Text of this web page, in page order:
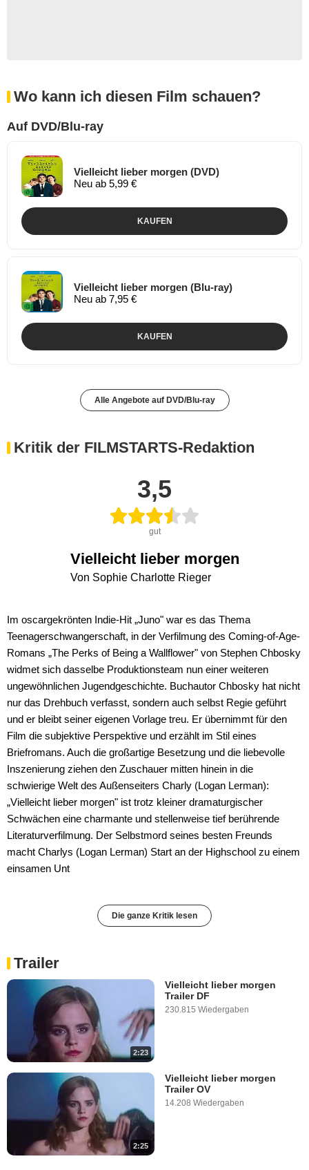
Wo kann ich diesen Film schauen?
Auf DVD/Blu-ray
Vielleicht lieber morgen (DVD)
Neu ab 5,99 €
KAUFEN
Vielleicht lieber morgen (Blu-ray)
Neu ab 7,95 €
KAUFEN
Alle Angebote auf DVD/Blu-ray
Kritik der FILMSTARTS-Redaktion
3,5
gut
Vielleicht lieber morgen
Von Sophie Charlotte Rieger
Im oscargekrönten Indie-Hit „Juno" war es das Thema
Teenagerschwangerschaft, in der Verfilmung des Coming-of-Age-
Romans „The Perks of Being a Wallflower" von Stephen Chbosky
widmet sich dasselbe Produktionsteam nun einer weiteren
ungewöhnlichen Jugendgeschichte. Buchautor Chbosky hat nicht
nur das Drehbuch verfasst, sondern auch selbst Regie geführt
und er bleibt seiner eigenen Vorlage treu. Er übernimmt für den
Film die subjektive Perspektive und erzählt im Stil eines
Briefromans. Auch die großartige Besetzung und die liebevolle
Inszenierung ziehen den Zuschauer mitten hinein in die
schwierige Welt des Außenseiters Charly (Logan Lerman):
„Vielleicht lieber morgen" ist trotz kleiner dramaturgischer
Schwächen eine charmante und stellenweise tief berührende
Literaturverfilmung. Der Selbstmord seines besten Freunds
macht Charlys (Logan Lerman) Start an der Highschool zu einem
einsamen Unt
Die ganze Kritik lesen
Trailer
2:23
Vielleicht lieber morgen
Trailer DF
230.815 Wiedergaben
2:25
Vielleicht lieber morgen
Trailer OV
14.208 Wiedergaben